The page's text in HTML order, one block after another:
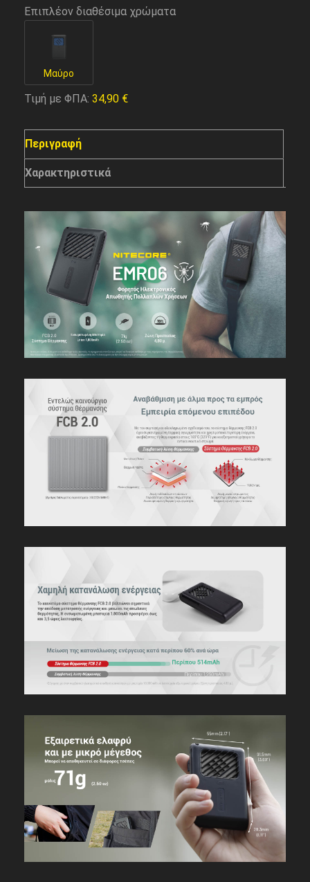
Επιπλέον διαθέσιμα χρώματα
Μαύρο
Τιμή με ΦΠΑ: 34,90 €
Περιγραφή
Χαρακτηριστικά